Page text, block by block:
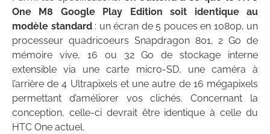
One M8 Google Play Edition soit identique au
modèle standard: un écran de 5 pouces en 1080p, un
processeur quadricoeurs Snapdragon 801, 2 Go de
mémoire vive, 16 ou 32 Go de stockage interne
extensible via une carte micro-SD, une caméra à
l’arrière de 4 Ultrapixels et une autre de 16 mégapixels
permettant d’améliorer vos clichés. Concernant la
conception, celle-ci devrait être identique à celle du
HTC One actuel.